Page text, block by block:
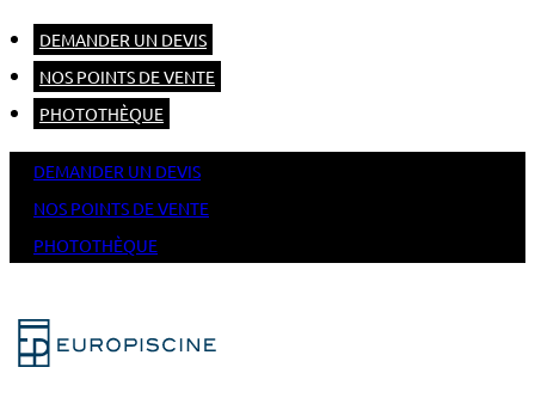
DEMANDER UN DEVIS
NOS POINTS DE VENTE
PHOTOTHÈQUE
DEMANDER UN DEVIS
NOS POINTS DE VENTE
PHOTOTHÈQUE